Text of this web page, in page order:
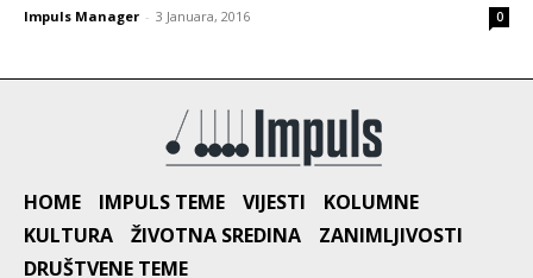
Impuls Manager - 3 Januara, 2016 0
HOME IMPULS TEME VIJESTI
KOLUMNE
KULTURA
ŽIVOTNA SREDINA
ZANIMLJIVOSTI
DRUŠTVENE TEME